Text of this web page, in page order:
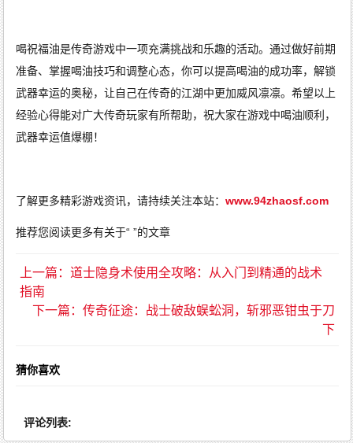
喝祝福油是传奇游戏中一项充满挑战和乐趣的活动。通过做好前期
准备、掌握喝油技巧和调整心态，你可以提高喝油的成功率，解锁
武器幸运的奥秘，让自己在传奇的江湖中更加威风凛凛。希望以上
经验心得能对广大传奇玩家有所帮助，祝大家在游戏中喝油顺利，
武器幸运值爆棚！
了解更多精彩游戏资讯，请持续关注本站：www.94zhaosf.com
推荐您阅读更多有关于“ ”的文章
上一篇：道士隐身术使用全攻略：从入门到精通的战术
指南
下一篇：传奇征途：战士破敌蜈蚣洞，斩邪恶钳虫于刀
下
猜你喜欢
评论列表: